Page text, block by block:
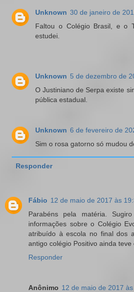
Unknown 30 de janeiro de
Faltou o Colégio Brasil, e o
estudei.
Unknown 5 de dezembro de
O Justiniano de Serpa existe
pública estadual.
Unknown 6 de fevereiro de
Sim o rosa gatorno só mudou
Responder
Fábio 12 de maio de 2017 às
Parabéns pela matéria.
informações sobre o Colégio
atribuído à escola no final dos
antigo colégio Positivo ainda teve
Responder
Anônimo 12 de maio de 2017